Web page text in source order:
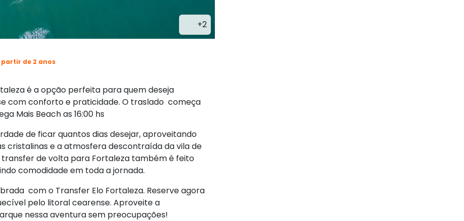
+2
partir de 2 anos
é a opção perfeita para quem deseja
com conforto e praticidade. O traslado começa
Mais Beach as 16:00 hs
de ficar quantos dias desejar, aproveitando
cristalinas e a atmosfera descontraída da vila de
transfer de volta para Fortaleza também é feito
comodidade em toda a jornada.
com o Transfer Elo Fortaleza. Reserve agora
pelo litoral cearense. Aproveite a
nessa aventura sem preocupações!